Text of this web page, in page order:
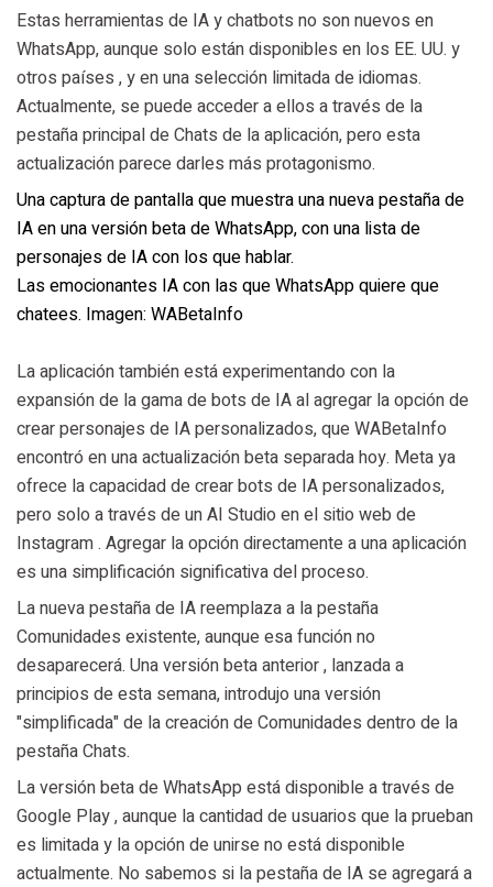
Estas herramientas de IA y chatbots no son nuevos en
WhatsApp, aunque solo están disponibles en los EE. UU. y
otros países , y en una selección limitada de idiomas.
Actualmente, se puede acceder a ellos a través de la
pestaña principal de Chats de la aplicación, pero esta
actualización parece darles más protagonismo.
Una captura de pantalla que muestra una nueva pestaña de
IA en una versión beta de WhatsApp, con una lista de
personajes de IA con los que hablar.
Las emocionantes IA con las que WhatsApp quiere que
chatees. Imagen: WABetaInfo
La aplicación también está experimentando con la
expansión de la gama de bots de IA al agregar la opción de
crear personajes de IA personalizados, que WABetaInfo
encontró en una actualización beta separada hoy. Meta ya
ofrece la capacidad de crear bots de IA personalizados,
pero solo a través de un AI Studio en el sitio web de
Instagram . Agregar la opción directamente a una aplicación
es una simplificación significativa del proceso.
La nueva pestaña de IA reemplaza a la pestaña
Comunidades existente, aunque esa función no
desaparecerá. Una versión beta anterior , lanzada a
principios de esta semana, introdujo una versión
"simplificada" de la creación de Comunidades dentro de la
pestaña Chats.
La versión beta de WhatsApp está disponible a través de
Google Play , aunque la cantidad de usuarios que la prueban
es limitada y la opción de unirse no está disponible
actualmente. No sabemos si la pestaña de IA se agregará a